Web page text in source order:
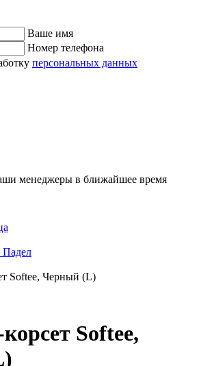
Ваше имя
Номер телефона
персональных данных
менеджеры в ближайшее время
Падел
Softee, Черный (L)
Softee,